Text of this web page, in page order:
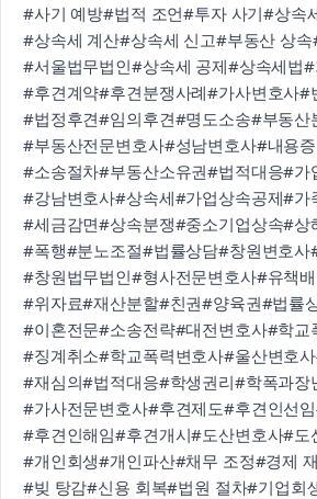
#사기 예방#법적 조언#투자 사기#상속
#상속세 계산#상속세 신고#부동산 상속
#서울법무법인#상속세 공제#상속세법#
#후견계약#후견분쟁사례#가사변호사#
#법정후견#임의후견#명도소송#부동산
#부동산전문변호사#성남변호사#내용
#소송절차#부동산소유권#법적대응#가
#강남변호사#상속세#가업상속공제#가
#세금감면#상속분쟁#중소기업상속#상
#폭행#분노조절#법률상담#창원변호사
#창원법무법인#형사전문변호사#유책
#위자료#재산분할#친권#양육권#법률
#이혼전문#소송전략#대전변호사#학교
#징계취소#학교폭력변호사#울산변호사
#재심의#법적대응#학생권리#학폭과장
#가사전문변호사#후견제도#후견인선임
#후견인해임#후견개시#도산변호사#도
#개인회생#개인파산#채무 조정#경제
#빚 탕감#신용 회복#법원 절차#기업회